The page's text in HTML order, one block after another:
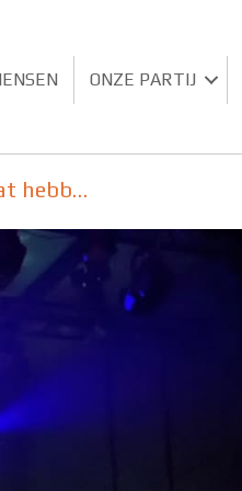
ONZE PARTIJ
hebb…